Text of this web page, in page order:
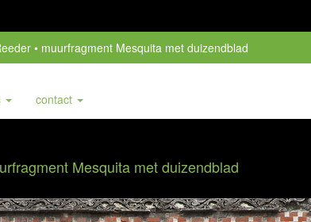
muurfragment Mesquita met duizendblad
contact
Mesquita met duizendblad